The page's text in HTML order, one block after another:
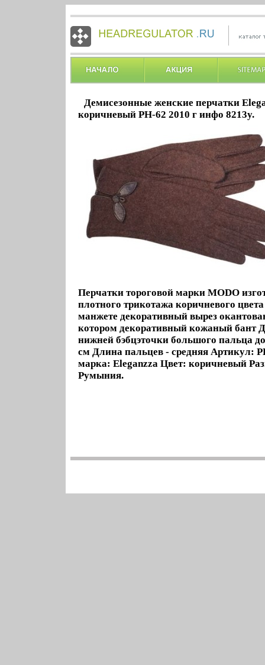
Демисезонные женские перчатки
коричневый PH-62 2010 г инфо 8213y.
Перчатки тороговой марки MODO
плотного трикотажа коричневого
манжете декоративный вырез
котором декоративный кожаный бант
нижней бэбцэточки большого пальца
см Длина пальцев - средняя Артикул:
марка: Eleganzza Цвет: коричневый
Румыния.